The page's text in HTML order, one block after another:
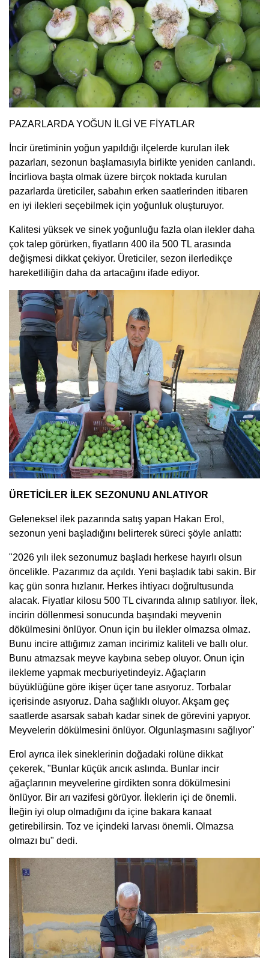
PAZARLARDA YOĞUN İLGİ VE FİYATLAR
İncir üretiminin yoğun yapıldığı ilçelerde kurulan ilek
pazarları, sezonun başlamasıyla birlikte yeniden canlandı.
İncirliova başta olmak üzere birçok noktada kurulan
pazarlarda üreticiler, sabahın erken saatlerinden itibaren
en iyi ilekleri seçebilmek için yoğunluk oluşturuyor.
Kalitesi yüksek ve sinek yoğunluğu fazla olan ilekler daha
çok talep görürken, fiyatların 400 ila 500 TL arasında
değişmesi dikkat çekiyor. Üreticiler, sezon ilerledikçe
hareketliliğin daha da artacağını ifade ediyor.
ÜRETİCİLER İLEK SEZONUNU ANLATIYOR
Geleneksel ilek pazarında satış yapan Hakan Erol,
sezonun yeni başladığını belirterek süreci şöyle anlattı:
"2026 yılı ilek sezonumuz başladı herkese hayırlı olsun
öncelikle. Pazarımız da açıldı. Yeni başladık tabi sakin. Bir
kaç gün sonra hızlanır. Herkes ihtiyacı doğrultusunda
alacak. Fiyatlar kilosu 500 TL civarında alınıp satılıyor. İlek,
incirin döllenmesi sonucunda başındaki meyvenin
dökülmesini önlüyor. Onun için bu ilekler olmazsa olmaz.
Bunu incire attığımız zaman incirimiz kaliteli ve ballı olur.
Bunu atmazsak meyve kaybına sebep oluyor. Onun için
ilekleme yapmak mecburiyetindeyiz. Ağaçların
büyüklüğüne göre ikişer üçer tane asıyoruz. Torbalar
içerisinde asıyoruz. Daha sağlıklı oluyor. Akşam geç
saatlerde asarsak sabah kadar sinek de görevini yapıyor.
Meyvelerin dökülmesini önlüyor. Olgunlaşmasını sağlıyor"
Erol ayrıca ilek sineklerinin doğadaki rolüne dikkat
çekerek, "Bunlar küçük arıcık aslında. Bunlar incir
ağaçlarının meyvelerine girdikten sonra dökülmesini
önlüyor. Bir arı vazifesi görüyor. İleklerin içi de önemli.
İleğin iyi olup olmadığını da içine bakara kanaat
getirebilirsin. Toz ve içindeki larvası önemli. Olmazsa
olmazı bu" dedi.